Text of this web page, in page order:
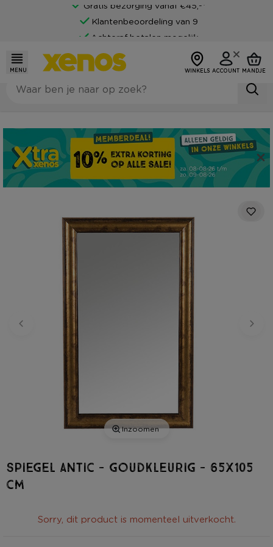
Gratis bezorging vanaf €45,-*
Klantenbeoordeling van 9
Achteraf betalen mogelijk
MENU WINKELS ACCOUNT MANDJE
Inzoomen
Spiegel antic - goudkleurig - 65x105
cm
Sorry, dit product is momenteel uitverkocht.